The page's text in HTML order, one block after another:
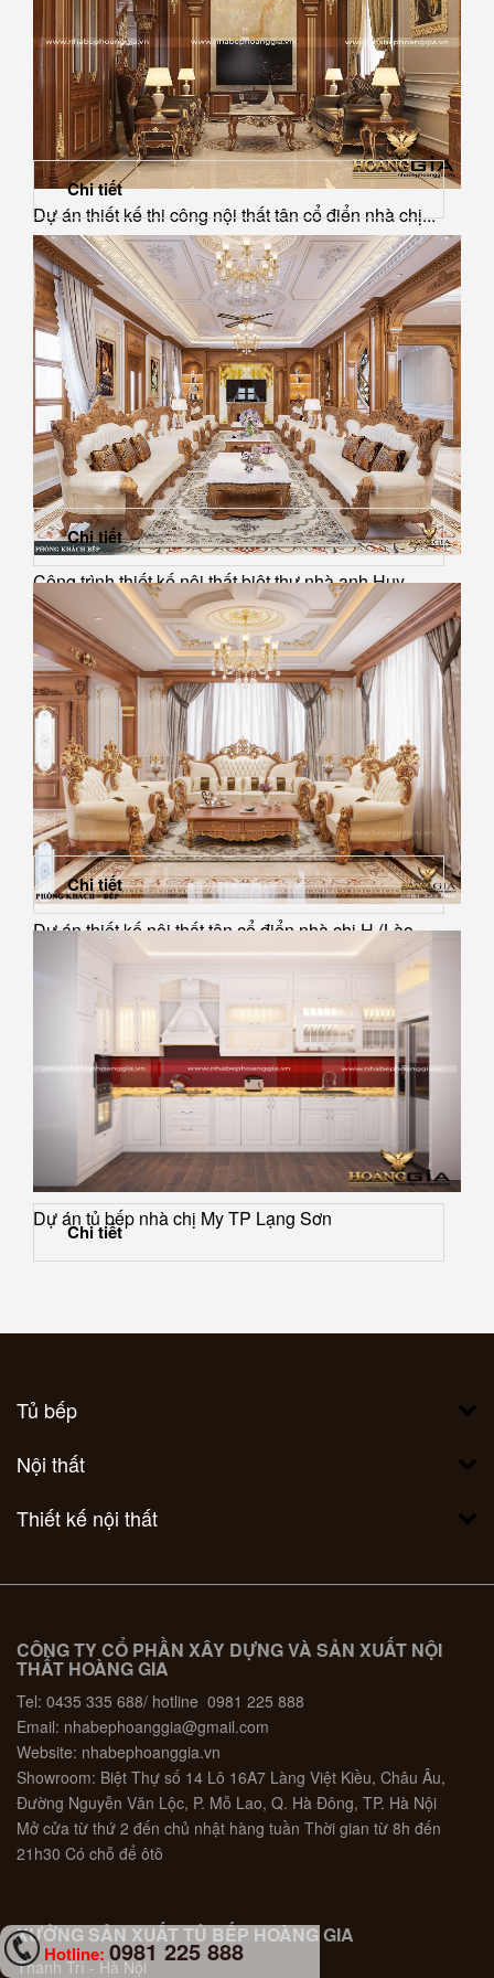
Dự án thiết kế thi công nội thất tân cổ điển nhà chị...
Chi tiết
Công trình thiết kế nội thất biệt thự nhà anh Huy
Chi tiết
Dự án thiết kế nội thất tân cổ điển nhà chị H (Lào...
Chi tiết
Dự án tủ bếp nhà chị My TP Lạng Sơn
Chi tiết
Tủ bếp
Nội thất
Thiết kế nội thất
CÔNG TY CỔ PHẦN XÂY DỰNG VÀ SẢN XUẤT NỘI
THẤT HOÀNG GIA
Tel: 0435 335 688/ hotline 0981 225 888
Email: nhabephoanggia@gmail.com
Website: nhabephoanggia.vn
Showroom: Biệt Thự số 14 Lô 16A7 Làng Việt Kiều, Châu Âu,
Đường Nguyễn Văn Lộc, P. Mỗ Lao, Q. Hà Đông, TP. Hà Nội
Mở cửa từ thứ 2 đến chủ nhật hàng tuần Thời gian từ 8h đến
21h30 Có chỗ để ôtô
XƯỞNG SẢN XUẤT TỦ BẾP HOÀNG GIA
Thanh Trì - Hà Nội
Hotline: 0981 225 888